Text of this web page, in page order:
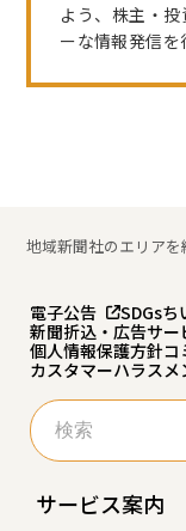
よう、株主・
ーな情報発信を
地域新聞社のエリア
電子公告 SDGsち
新聞折込・広告サー
個人情報保護方針コ
カスタマーハラスメ
検
索:
サービス案内